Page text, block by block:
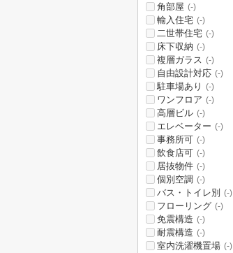
角部屋 (-)
輸入住宅 (-)
二世帯住宅 (-)
床下収納 (-)
複層ガラス (-)
自由設計対応 (-)
駐車場あり (-)
ワンフロア (-)
高層ビル (-)
エレベーター (-)
事務所可 (-)
飲食店可 (-)
居抜物件 (-)
個別空調 (-)
バス・トイレ別 (-)
フローリング (-)
免震構造 (-)
耐震構造 (-)
室内洗濯機置場 (-)